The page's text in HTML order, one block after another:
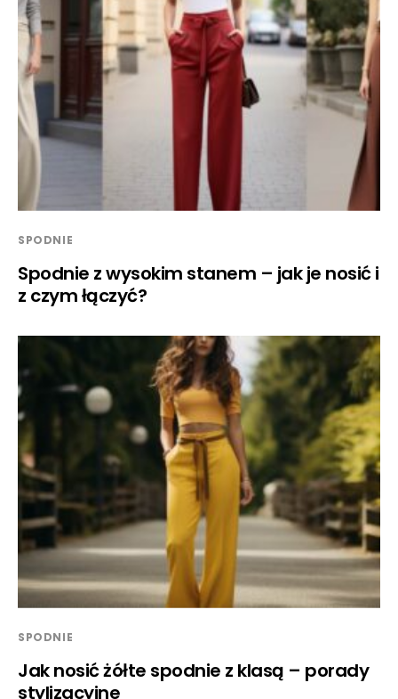
SPODNIE
Spodnie z wysokim stanem – jak je nosić i
z czym łączyć?
SPODNIE
Jak nosić żółte spodnie z klasą – porady
stylizacyjne